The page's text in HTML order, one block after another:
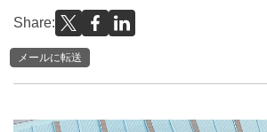
Share:
メールに転送